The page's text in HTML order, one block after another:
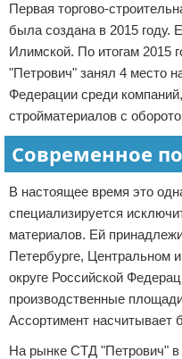
Первая торгово-
была создана в 2015 году.
Илимской. По итогам 2015
"Петрович" занял 4 место
Федерации среди
стройматериалов с
Современное
В настоящее время это
специализируется
материалов. Ей
Петербурге, Центральном
округе Российской
производственные
Ассортимент насчитывает
На рынке СТД "Петрович" в